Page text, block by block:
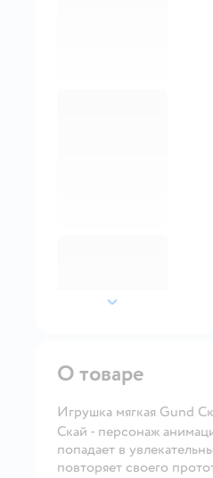
далее
О товаре
Игрушка мягкая Gund
Скай - персонаж
попадает в
повторяет своего